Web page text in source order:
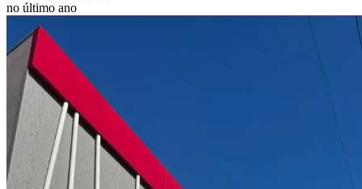
no último ano